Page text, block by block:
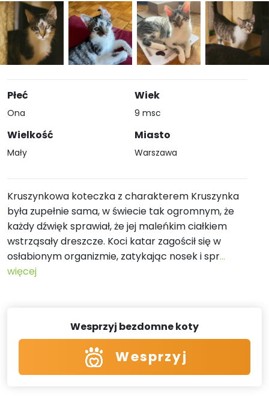
Płeć
Ona
Wielkość
Mały
Wiek
9 msc
Miasto
Warszawa
Kruszynkowa koteczka z charakterem Kruszynka
była zupełnie sama, w świecie tak ogromnym, że
każdy dźwięk sprawiał, że jej maleńkim ciałkiem
wstrząsały dreszcze. Koci katar zagościł się w
osłabionym organizmie, zatykając nosek i spr...
więcej
Wesprzyj bezdomne koty
Wesprzyj